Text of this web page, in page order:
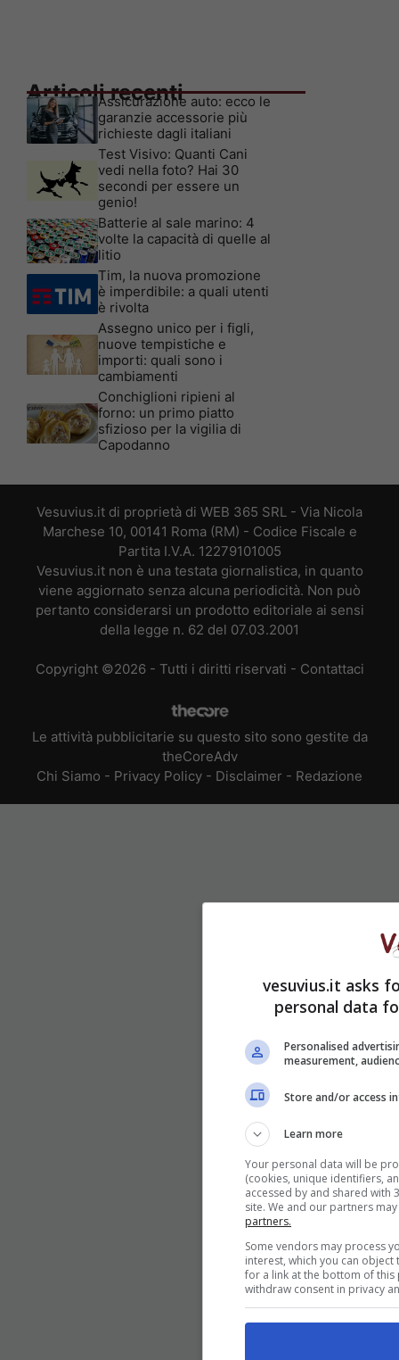
Articoli recenti
Assicurazione auto: ecco le
garanzie accessorie più
richieste dagli italiani
Test Visivo: Quanti Cani
vedi nella foto? Hai 30
secondi per essere un
genio!
Batterie al sale marino: 4
volte la capacità di quelle al
litio
Tim, la nuova promozione
è imperdibile: a quali utenti
è rivolta
Assegno unico per i figli,
nuove tempistiche e
importi: quali sono i
cambiamenti
Conchiglioni ripieni al
forno: un primo piatto
sfizioso per la vigilia di
Capodanno
Vesuvius.it di proprietà di WEB 365 SRL - Via Nicola
Marchese 10, 00141 Roma (RM) - Codice Fiscale e
Partita I.V.A. 12279101005
Vesuvius.it non è una testata giornalistica, in quanto
viene aggiornato senza alcuna periodicità. Non può
pertanto considerarsi un prodotto editoriale ai sensi
della legge n. 62 del 07.03.2001
Copyright ©2026 - Tutti i diritti riservati - Contattaci
Le attività pubblicitarie su questo sito sono gestite da
theCoreAdv
Chi Siamo - Privacy Policy - Disclaimer - Redazione
vesuvius.it asks
personal data
Personalised
measurement,
Store and/or access
Learn more
Your personal data will be
(cookies, unique identifiers,
accessed by and shared with
site. We and our partners
partners.
Some vendors may process
interest, which you can
for a link at the bottom of this
withdraw consent in privacy